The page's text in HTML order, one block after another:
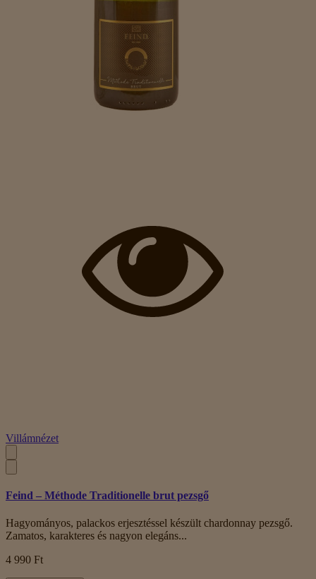
Villámnézet
Feind – Méthode Traditionelle brut pezsgő
Hagyományos, palackos erjesztéssel készült chardonnay pezsgő.
Zamatos, karakteres és nagyon elegáns...
4 990 Ft